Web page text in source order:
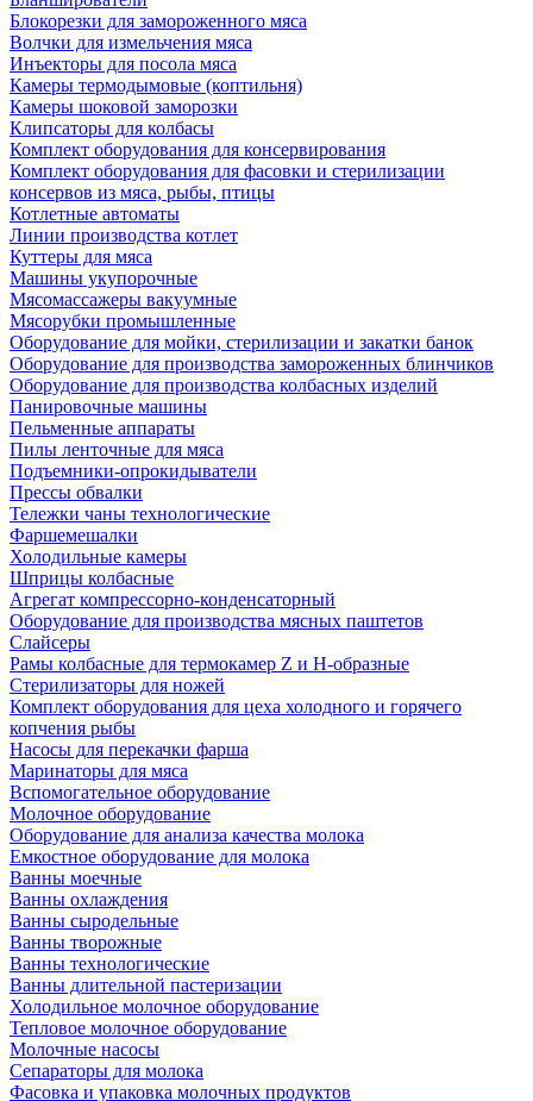
Блокорезки для замороженного мяса
Волчки для измельчения мяса
Инъекторы для посола мяса
Камеры термодымовые (коптильня)
Камеры шоковой заморозки
Клипсаторы для колбасы
Комплект оборудования для консервирования
Комплект оборудования для фасовки и стерилизации
консервов из мяса, рыбы, птицы
Котлетные автоматы
Линии производства котлет
Куттеры для мяса
Машины укупорочные
Мясомассажеры вакуумные
Мясорубки промышленные
Оборудование для мойки, стерилизации и закатки банок
Оборудование для производства замороженных блинчиков
Оборудование для производства колбасных изделий
Панировочные машины
Пельменные аппараты
Пилы ленточные для мяса
Подъемники-опрокидыватели
Прессы обвалки
Тележки чаны технологические
Фаршемешалки
Холодильные камеры
Шприцы колбасные
Агрегат компрессорно-конденсаторный
Оборудование для производства мясных паштетов
Слайсеры
Рамы колбасные для термокамер Z и H-образные
Стерилизаторы для ножей
Комплект оборудования для цеха холодного и горячего
копчения рыбы
Насосы для перекачки фарша
Маринаторы для мяса
Вспомогательное оборудование
Молочное оборудование
Оборудование для анализа качества молока
Емкостное оборудование для молока
Ванны моечные
Ванны охлаждения
Ванны сыродельные
Ванны творожные
Ванны технологические
Ванны длительной пастеризации
Холодильное молочное оборудование
Тепловое молочное оборудование
Молочные насосы
Сепараторы для молока
Фасовка и упаковка молочных продуктов